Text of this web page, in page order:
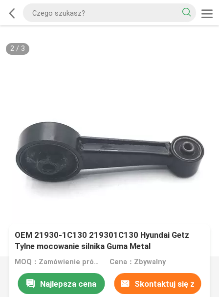
2/ 3
OEM 21930-1C130 219301C130 Hyundai Getz
Tylne mocowanie silnika Guma Metal
MOQ：Zamówienie próbne lub próbne jest akceptowane Cena：Zbywalny
Najlepsza cena Skontaktuj się z